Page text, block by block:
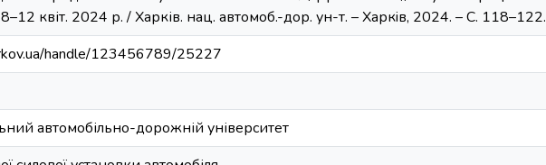
квіт. 2024 р. / Харків. нац. автомоб.-дор. ун-т. – Харкiв, 2024. – С. 118–122.
handle/123456789/25227
автомобільно-дорожній університет